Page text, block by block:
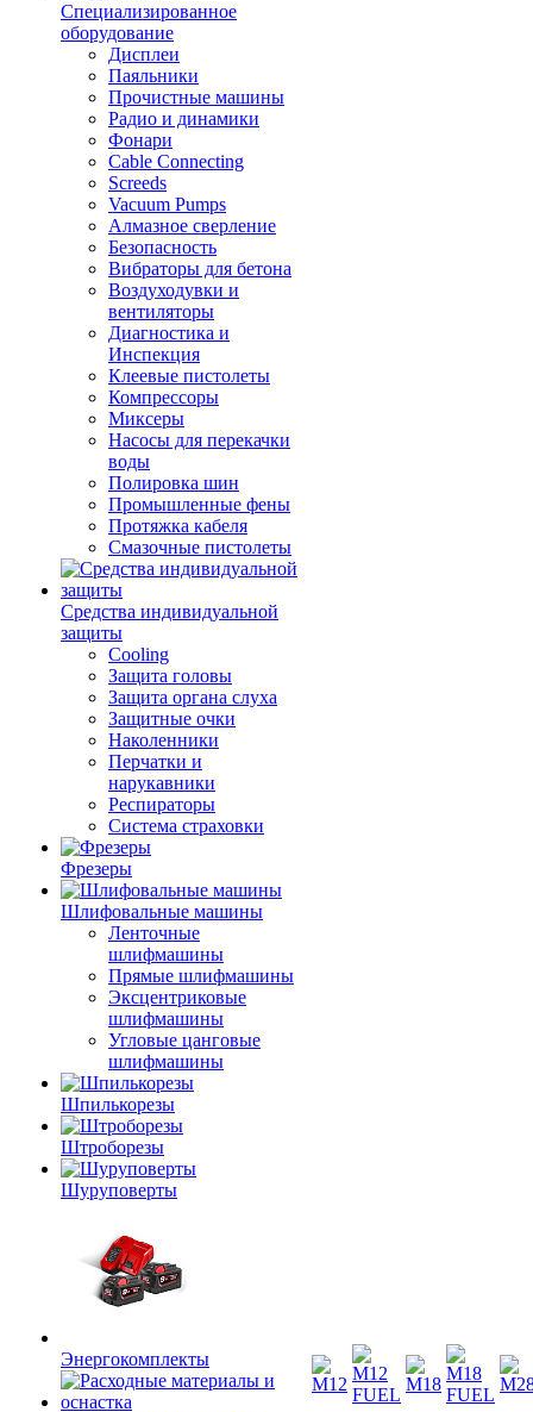
Специализированное
оборудование
Дисплеи
Паяльники
Прочистные машины
Радио и динамики
Фонари
Cable Connecting
Screeds
Vacuum Pumps
Алмазное сверление
Безопасность
Вибраторы для бетона
Воздуходувки и
вентиляторы
Диагностика и
Инспекция
Клеевые пистолеты
Компрессоры
Миксеры
Насосы для перекачки
воды
Полировка шин
Промышленные фены
Протяжка кабеля
Смазочные пистолеты
Средства индивидуальной
защиты
Cooling
Защита головы
Защита органа слуха
Защитные очки
Наколенники
Перчатки и
нарукавники
Респираторы
Система страховки
Фрезеры
Шлифовальные машины
Ленточные
шлифмашины
Прямые шлифмашины
Эксцентриковые
шлифмашины
Угловые цанговые
шлифмашины
Шпилькорезы
Штроборезы
Шуруповерты
Энергокомплекты